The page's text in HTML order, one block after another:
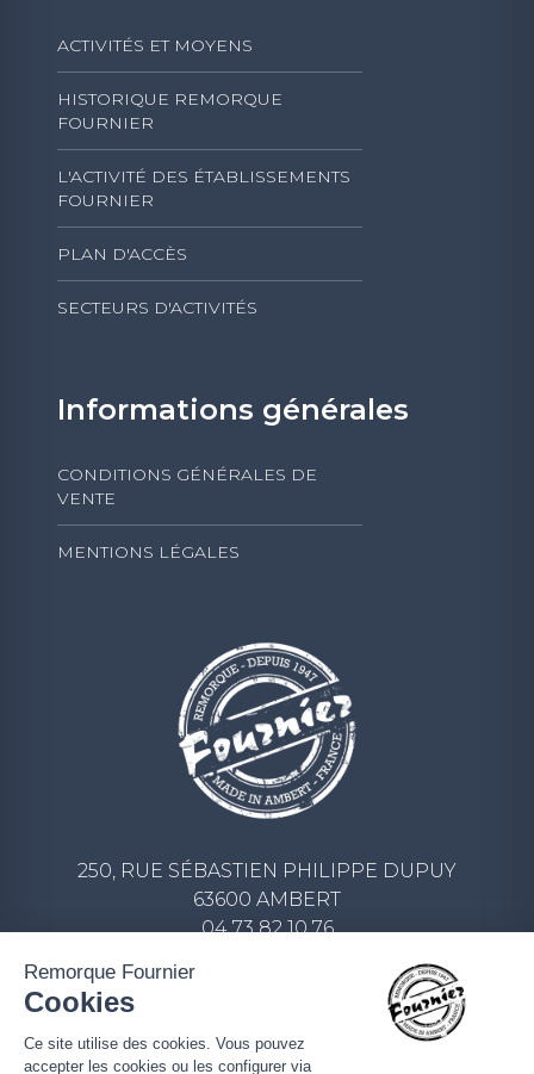
ACTIVITÉS ET MOYENS
HISTORIQUE REMORQUE
FOURNIER
L'ACTIVITÉ DES ÉTABLISSEMENTS
FOURNIER
PLAN D'ACCÈS
SECTEURS D'ACTIVITÉS
Informations générales
CONDITIONS GÉNÉRALES DE
VENTE
MENTIONS LÉGALES
250, RUE SÉBASTIEN PHILIPPE DUPUY
63600 AMBERT
04 73 82 10 76
ECRIVEZ-NOUS UN MESSAGE
Remorque Fournier
Cookies
Ce site utilise des cookies. Vous pouvez
accepter les cookies ou les configurer via